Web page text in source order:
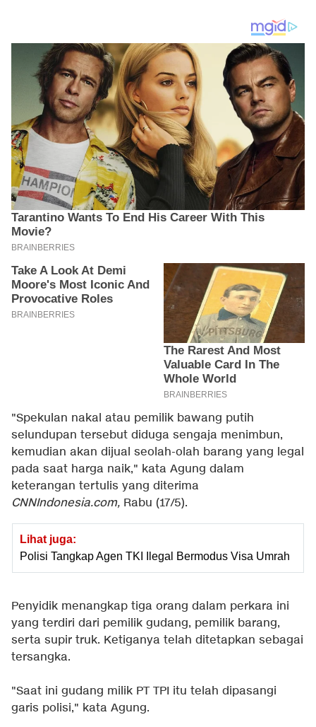
"Spekulan nakal atau pemilik bawang putih
selundupan tersebut diduga sengaja menimbun,
kemudian akan dijual seolah-olah barang yang legal
pada saat harga naik," kata Agung dalam
keterangan tertulis yang diterima
CNNIndonesia.com, Rabu (17/5).
Lihat juga:
Polisi Tangkap Agen TKI Ilegal Bermodus Visa Umrah
Penyidik menangkap tiga orang dalam perkara ini
yang terdiri dari pemilik gudang, pemilik barang,
serta supir truk. Ketiganya telah ditetapkan sebagai
tersangka.
"Saat ini gudang milik PT TPI itu telah dipasangi
garis polisi," kata Agung.